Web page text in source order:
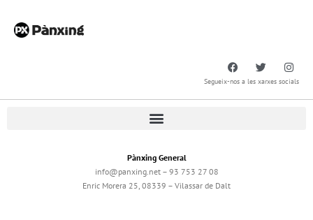
Segueix-nos a les xarxes socials
Pànxing General
info@panxing.net – 93 753 27 08
Enric Morera 25, 08339 – Vilassar de Dalt